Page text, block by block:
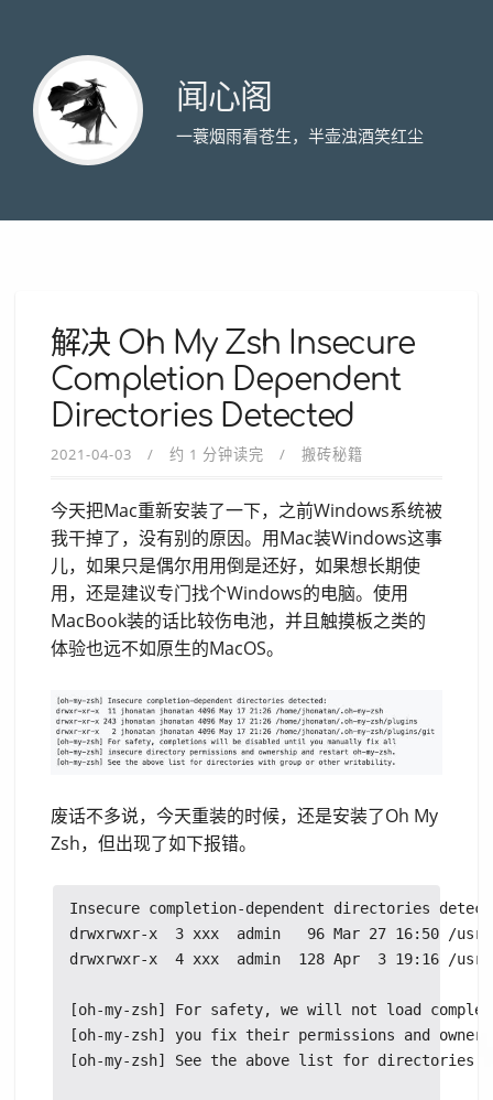
闻心阁
一蓑烟雨看苍生，半壶浊酒笑红尘
解决 Oh My Zsh Insecure
Completion Dependent
Directories Detected
2021-04-03 约 1 分钟读完 搬砖秘籍
今天把Mac重新安装了一下，之前Windows系统被
我干掉了，没有别的原因。用Mac装Windows这事
儿，如果只是偶尔用用倒是还好，如果想长期使
用，还是建议专门找个Windows的电脑。使用
MacBook装的话比较伤电池，并且触摸板之类的
体验也远不如原生的MacOS。
废话不多说，今天重装的时候，还是安装了Oh My
Zsh，但出现了如下报错。
Insecure completion-dependent directories
drwxrwxr-x  3 xxx  admin   96 Mar 27 16:50 /
drwxrwxr-x  4 xxx  admin  128 Apr  3 19:16 /
[oh-my-zsh] For safety, we will not load
[oh-my-zsh] you fix their permissions and
[oh-my-zsh] See the above list for